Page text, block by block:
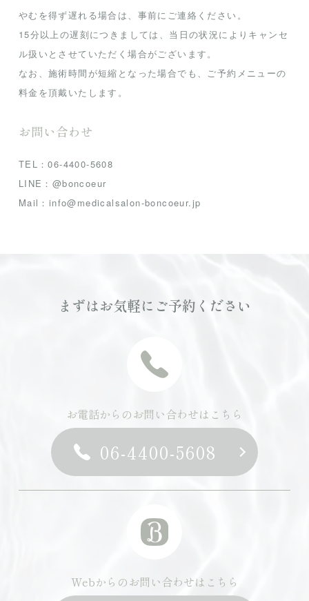
やむを得ず遅れる場合は、事前にご連絡ください。
15分以上の遅刻につきましては、当日の状況によりキャンセ
ル扱いとさせていただく場合がございます。
なお、施術時間が短縮となった場合でも、ご予約メニューの
料金を頂戴いたします。
お問い合わせ
TEL：06-4400-5608
LINE：@boncoeur
Mail：info@medicalsalon-boncoeur.jp
まずはお気軽にご予約ください
お電話からのお問い合わせはこちら
06-4400-5608
Webからのお問い合わせはこちら